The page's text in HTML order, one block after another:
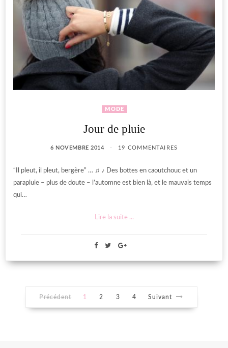
MODE
Jour de pluie
6 NOVEMBRE 2014 19 COMMENTAIRES
“Il pleut, il pleut, bergère” … ♫ ♪ Des bottes en caoutchouc et un
parapluie – plus de doute – l’automne est bien là, et le mauvais temps
qui…
Lire la suite ...
Précédent 1 2 3 4 Suivant